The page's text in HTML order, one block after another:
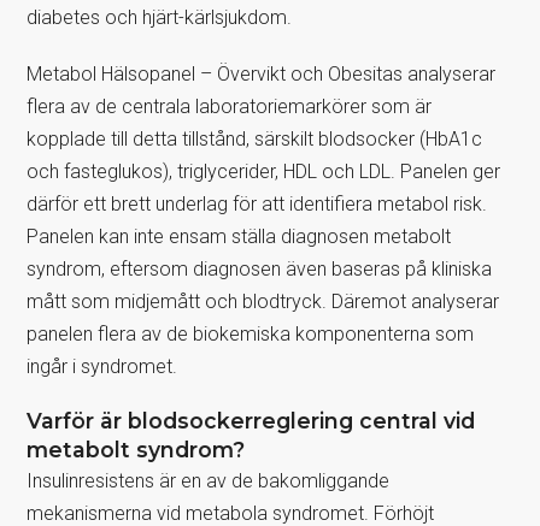
diabetes och hjärt-kärlsjukdom.
Metabol Hälsopanel – Övervikt och Obesitas analyserar
flera av de centrala laboratoriemarkörer som är
kopplade till detta tillstånd, särskilt blodsocker (HbA1c
och fasteglukos), triglycerider, HDL och LDL. Panelen ger
därför ett brett underlag för att identifiera metabol risk.
Panelen kan inte ensam ställa diagnosen metabolt
syndrom, eftersom diagnosen även baseras på kliniska
mått som midjemått och blodtryck. Däremot analyserar
panelen flera av de biokemiska komponenterna som
ingår i syndromet.
Varför är blodsockerreglering central vid
metabolt syndrom?
Insulinresistens är en av de bakomliggande
mekanismerna vid metabola syndromet. Förhöjt